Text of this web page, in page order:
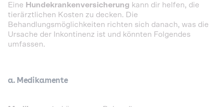
Eine Hundekrankenversicherung kann dir helfen, die
tierärztlichen Kosten zu decken. Die
Behandlungsmöglichkeiten richten sich danach, was die
Ursache der Inkontinenz ist und könnten Folgendes
umfassen.
a. Medikamente